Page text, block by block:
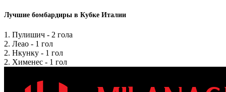
Лучшие бомбардиры в Кубке Италии
1. Пулишич - 2 гола
2. Леао - 1 гол
2. Нкунку - 1 гол
2. Хименес - 1 гол